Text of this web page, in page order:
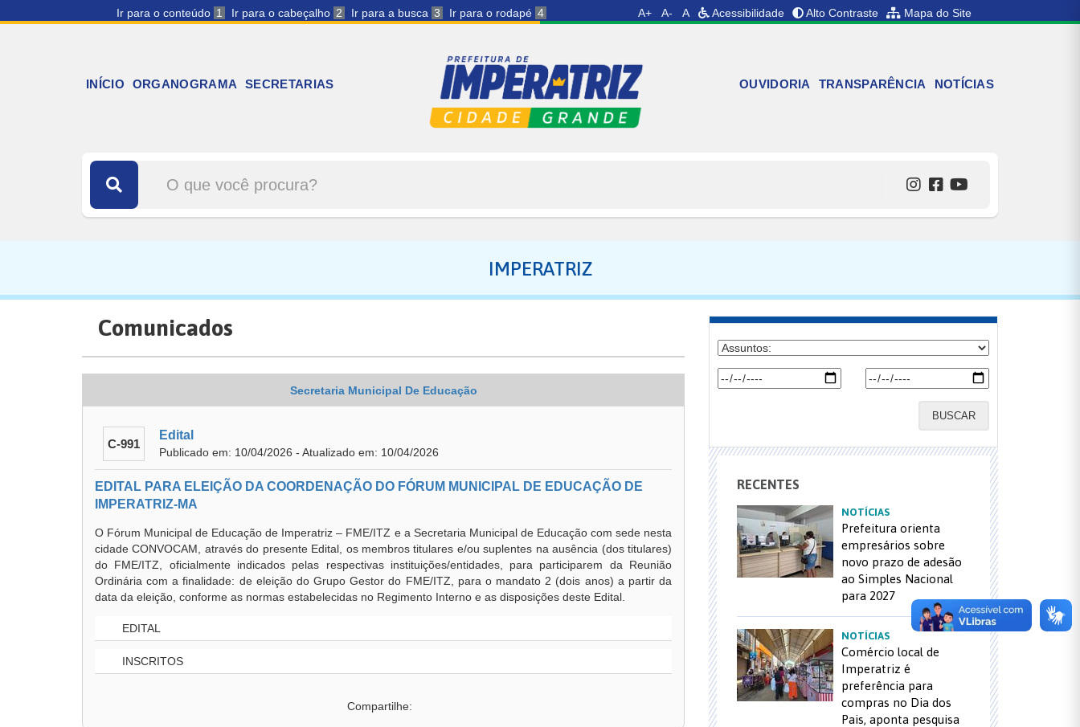
Ir para o conteúdo 1 Ir para o cabeçalho 2 Ir para a busca 3 Ir para o rodapé 4 A+ A- A Acessibilidade Alto Contraste Mapa do Site
INÍCIO ORGANOGRAMA SECRETARIAS OUVIDORIA TRANSPARÊNCIA NOTÍCIAS
IMPERATRIZ
Comunicados
Secretaria Municipal De Educação
C-991
Edital
Publicado em: 10/04/2026 - Atualizado em: 10/04/2026
EDITAL PARA ELEIÇÃO DA COORDENAÇÃO DO FÓRUM MUNICIPAL DE EDUCAÇÃO DE
IMPERATRIZ-MA
O Fórum Municipal de Educação de Imperatriz – FME/ITZ e a Secretaria Municipal de Educação com sede nesta
cidade CONVOCAM, através do presente Edital, os membros titulares e/ou suplentes na ausência (dos titulares)
do FME/ITZ, oficialmente indicados pelas respectivas instituições/entidades, para participarem da Reunião
Ordinária com a finalidade: de eleição do Grupo Gestor do FME/ITZ, para o mandato 2 (dois anos) a partir da
data da eleição, conforme as normas estabelecidas no Regimento Interno e as disposições deste Edital.
EDITAL
INSCRITOS
Compartilhe:
BUSCAR
RECENTES
NOTÍCIAS
Prefeitura orienta
empresários sobre
novo prazo de adesão
ao Simples Nacional
para 2027
NOTÍCIAS
Comércio local de
Imperatriz é
preferência para
compras no Dia dos
Pais, aponta pesquisa